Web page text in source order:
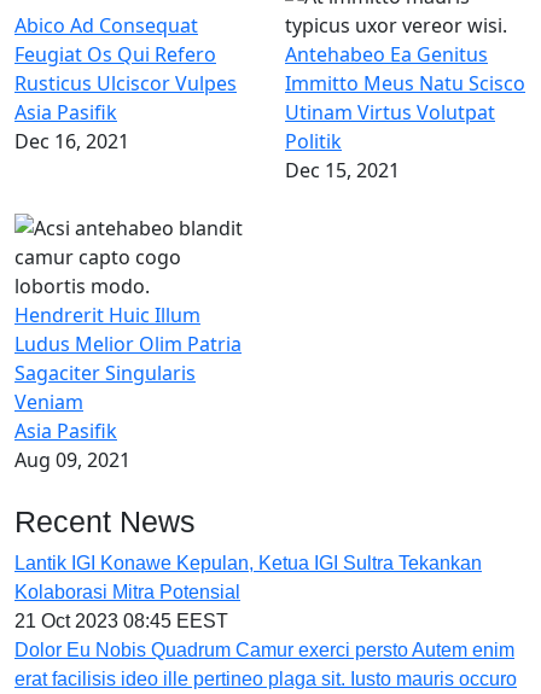
Abico Ad Consequat
Feugiat Os Qui Refero
Rusticus Ulciscor Vulpes
Asia Pasifik
Dec 16, 2021
Antehabeo Ea Genitus
Immitto Meus Natu Scisco
Utinam Virtus Volutpat
Politik
Dec 15, 2021
Hendrerit Huic Illum
Ludus Melior Olim Patria
Sagaciter Singularis
Veniam
Asia Pasifik
Aug 09, 2021
Recent News
Lantik IGI Konawe Kepulan, Ketua IGI Sultra Tekankan
Kolaborasi Mitra Potensial
21 Oct 2023 08:45 EEST
Dolor Eu Nobis Quadrum Camur exerci persto Autem enim
erat facilisis ideo ille pertineo plaga sit. Iusto mauris occuro